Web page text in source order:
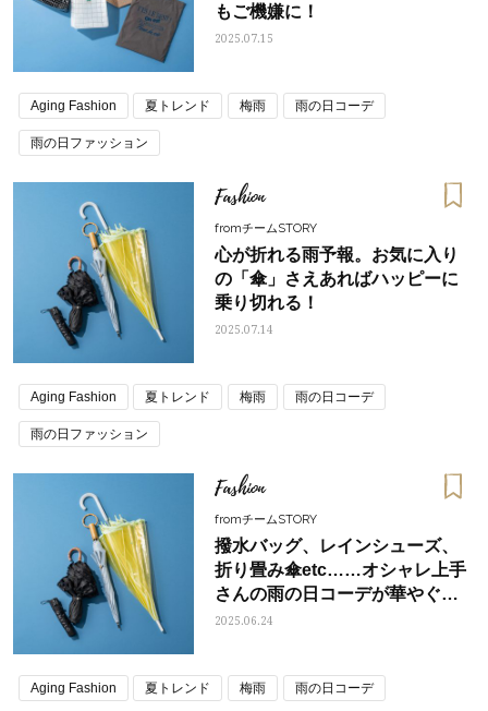
もご機嫌に！
2025.07.15
Aging Fashion 夏トレンド 梅雨 雨の日コーデ
雨の日ファッション
Fashion
fromチームSTORY
心が折れる雨予報。お気に入り
の「傘」さえあればハッピーに
乗り切れる！
2025.07.14
Aging Fashion 夏トレンド 梅雨 雨の日コーデ
雨の日ファッション
Fashion
fromチームSTORY
撥水バッグ、レインシューズ、
折り畳み傘etc……オシャレ上手
さんの雨の日コーデが華やぐ
【レイングッズ13選】
2025.06.24
Aging Fashion 夏トレンド 梅雨 雨の日コーデ